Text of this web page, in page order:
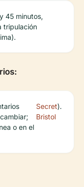
45 minutos,
tripulación
o en el
Secret
Bristol
).